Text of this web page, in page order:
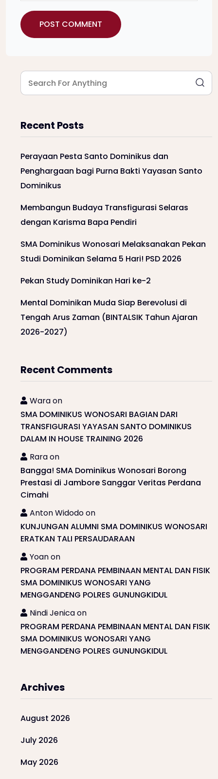
Recent Posts
Perayaan Pesta Santo Dominikus dan
Penghargaan bagi Purna Bakti Yayasan Santo
Dominikus
Membangun Budaya Transfigurasi Selaras
dengan Karisma Bapa Pendiri
SMA Dominikus Wonosari Melaksanakan Pekan
Studi Dominikan Selama 5 Hari! PSD 2026
Pekan Study Dominikan Hari ke-2
Mental Dominikan Muda Siap Berevolusi di
Tengah Arus Zaman (BINTALSIK Tahun Ajaran
2026-2027)
Recent Comments
Waraon
SMA DOMINIKUS WONOSARI BAGIAN DARI
TRANSFIGURASI YAYASAN SANTO DOMINIKUS
DALAM IN HOUSE TRAINING 2026
Raraon
Bangga! SMA Dominikus Wonosari Borong
Prestasi di Jambore Sanggar Veritas Perdana
Cimahi
Anton Widodoon
KUNJUNGAN ALUMNI SMA DOMINIKUS WONOSARI
ERATKAN TALI PERSAUDARAAN
Yoanon
PROGRAM PERDANA PEMBINAAN MENTAL DAN FISIK
SMA DOMINIKUS WONOSARI YANG
MENGGANDENG POLRES GUNUNGKIDUL
Nindi Jenicaon
PROGRAM PERDANA PEMBINAAN MENTAL DAN FISIK
SMA DOMINIKUS WONOSARI YANG
MENGGANDENG POLRES GUNUNGKIDUL
Archives
August 2026
July 2026
May 2026